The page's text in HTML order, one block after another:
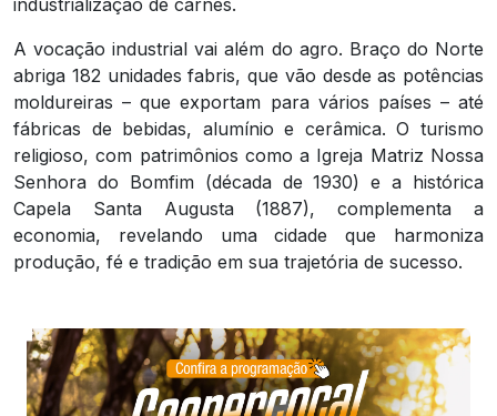
industrialização de carnes.
A vocação industrial vai além do agro. Braço do Norte
abriga 182 unidades fabris, que vão desde as potências
moldureiras – que exportam para vários países – até
fábricas de bebidas, alumínio e cerâmica. O turismo
religioso, com patrimônios como a Igreja Matriz Nossa
Senhora do Bomfim (década de 1930) e a histórica
Capela Santa Augusta (1887), complementa a
economia, revelando uma cidade que harmoniza
produção, fé e tradição em sua trajetória de sucesso.